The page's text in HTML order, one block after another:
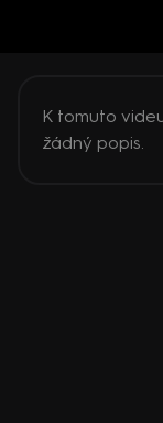
K tomuto
žádný popis.